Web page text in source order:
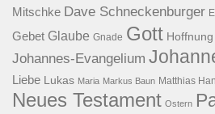
Mitschke Dave Schneckenburger
Gebet Glaube Gnade Gott Hoffnung
Johannes-Evangelium
Liebe Lukas Maria Markus Baun Matthias
Neues Testament Ostern